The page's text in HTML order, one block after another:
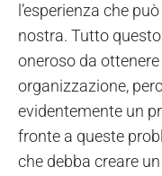
l’esperienza che
nostra. Tutto
oneroso da
organizzazione,
evidentemente un
fronte a queste
che debba creare